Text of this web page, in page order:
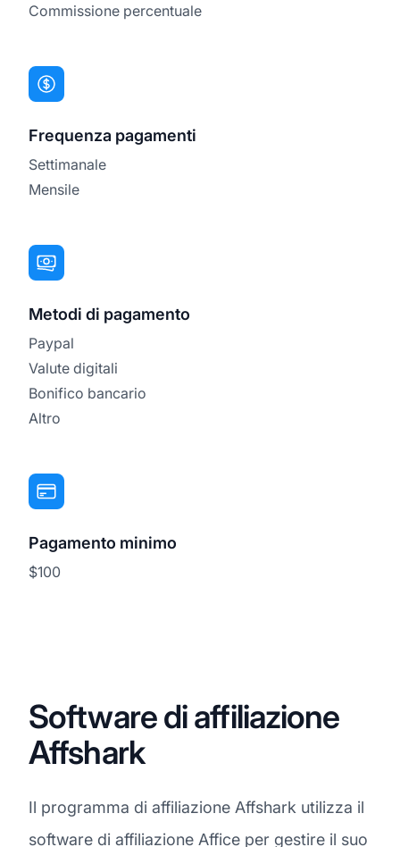
Commissione percentuale
Frequenza pagamenti
Settimanale
Mensile
Metodi di pagamento
Paypal
Valute digitali
Bonifico bancario
Altro
Pagamento minimo
$100
Software di affiliazione
Affshark
Il programma di affiliazione Affshark utilizza il
software di affiliazione Affice per gestire il suo